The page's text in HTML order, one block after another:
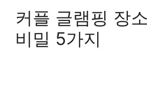
커플 글램핑 장
비밀 5가지